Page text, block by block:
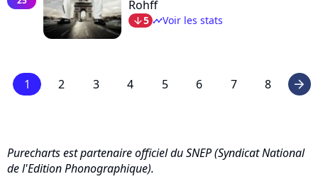
Rohff
arrow_bot5 timelineVoir les stats
1 2 3 4 5 6 7 8 arrow_right
Purecharts est partenaire officiel du SNEP (Syndicat National
de l'Edition Phonographique).